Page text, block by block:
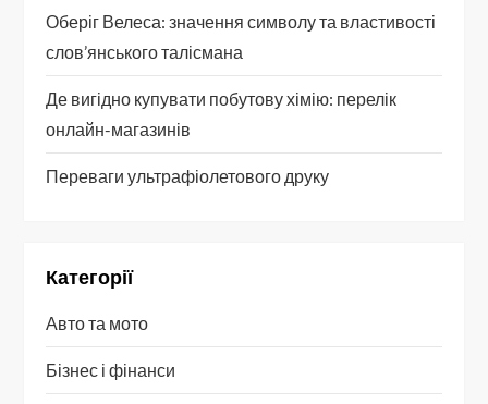
Оберіг Велеса: значення символу та властивості
слов’янського талісмана
Де вигідно купувати побутову хімію: перелік
онлайн-магазинів
Переваги ультрафіолетового друку
Категорії
Авто та мото
Бізнес і фінанси